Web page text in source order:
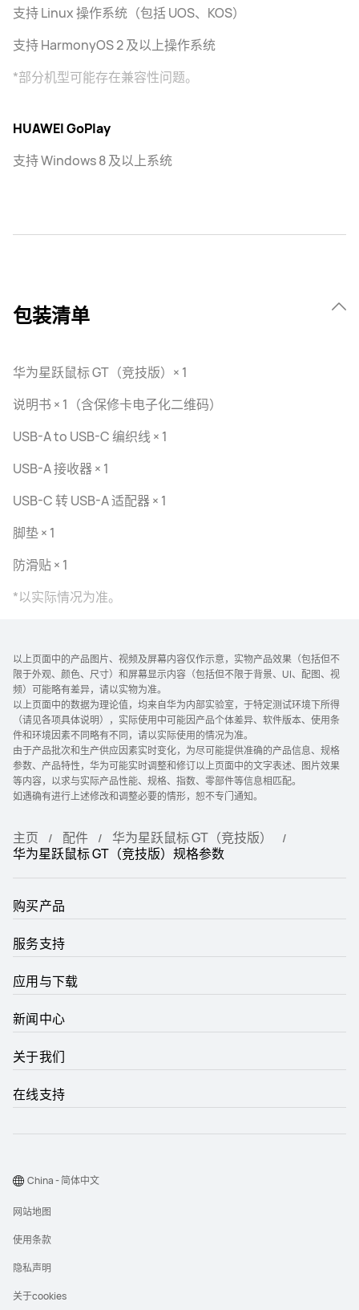
支持 Linux 操作系统（包括 UOS、KOS）
支持 HarmonyOS 2 及以上操作系统
*部分机型可能存在兼容性问题。
HUAWEI GoPlay
支持 Windows 8 及以上系统
包装清单
华为星跃鼠标 GT（竞技版）× 1
说明书 × 1（含保修卡电子化二维码）
USB-A to USB-C 编织线 × 1
USB-A 接收器 × 1
USB-C 转 USB-A 适配器 × 1
脚垫 × 1
防滑贴 × 1
*以实际情况为准。
以上页面中的产品图片、视频及屏幕内容仅作示意，实物产品效果（包括但不
限于外观、颜色、尺寸）和屏幕显示内容（包括但不限于背景、UI、配图、视
频）可能略有差异，请以实物为准。
以上页面中的数据为理论值，均来自华为内部实验室，于特定测试环境下所得
（请见各项具体说明），实际使用中可能因产品个体差异、软件版本、使用条
件和环境因素不同略有不同，请以实际使用的情况为准。
由于产品批次和生产供应因素实时变化，为尽可能提供准确的产品信息、规格
参数、产品特性，华为可能实时调整和修订以上页面中的文字表述、图片效果
等内容，以求与实际产品性能、规格、指数、零部件等信息相匹配。
如遇确有进行上述修改和调整必要的情形，恕不专门通知。
主页 配件
华为星跃鼠标 GT（竞技版）
华为星跃鼠标 GT（竞技版）规格参数
购买产品
服务支持
应用与下载
新闻中心
关于我们
在线支持
网站地图
使用条款
隐私声明
关于cookies
China - 简体中文